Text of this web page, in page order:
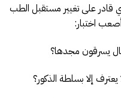
قادر على تغيير مستقبل الطب
اختبار:
يسرقون مجدها؟
إلا بسلطة الذكور؟